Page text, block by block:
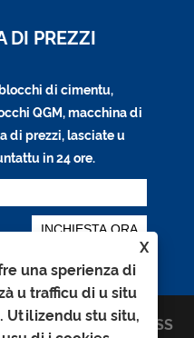
X
una sperienza di
u trafficu di u situ
Utilizendu stu situ,
DI PREZZI
di cimentu,
QGM, macchina di
di prezzi, lasciate u
in 24 ore.
Links Sitemap RSS